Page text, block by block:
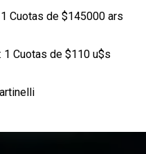
Cuotas de $145000 ars
Cuotas de $110 u$s